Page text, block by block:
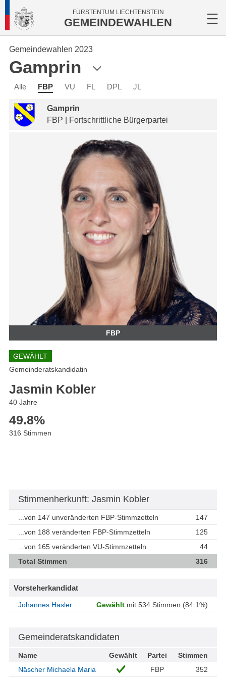
FÜRSTENTUM LIECHTENSTEIN
GEMEINDEWAHLEN
Gemeindewahlen 2023
Gamprin
Alle FBP VU FL DPL JL
Gamprin
FBP | Fortschrittliche Bürgerpartei
FBP
GEWÄHLT
Gemeinderatskandidatin
Jasmin Kobler
40 Jahre
49.8%
316 Stimmen
Stimmenherkunft: Jasmin Kobler
...von 147 unveränderten FBP-Stimmzetteln
147
...von 188 veränderten FBP-Stimmzetteln
125
...von 165 veränderten VU-Stimmzetteln
44
Total Stimmen
316
Vorsteherkandidat
Johannes Hasler Gewählt mit 534 Stimmen (84.1%)
Gemeinderatskandidaten
Name Gewählt Partei
Stimmen
Näscher Michaela Maria
FBP 352